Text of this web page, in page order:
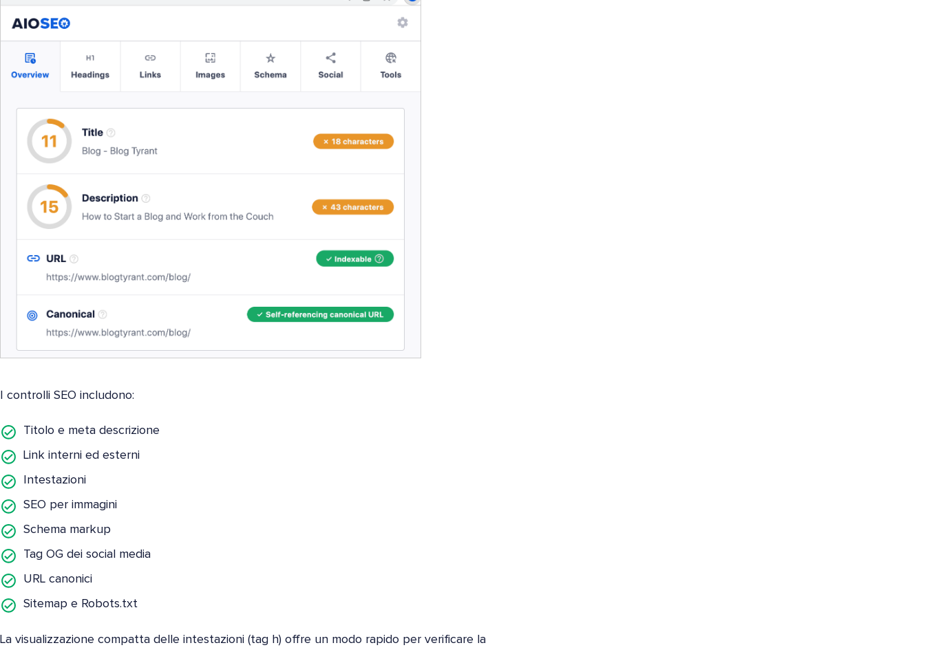
I controlli SEO includono:
Titolo e meta descrizione
Link interni ed esterni
Intestazioni
SEO per immagini
Schema markup
Tag OG dei social media
URL canonici
Sitemap e Robots.txt
La visualizzazione compatta delle intestazioni (tag h) offre un modo rapido per verificare la